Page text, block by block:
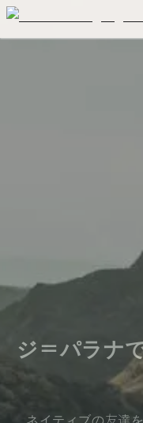
ジ＝パラナ
ネイティブの友達